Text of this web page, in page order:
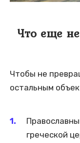
Что еще
Чтобы не
остальным
греческой